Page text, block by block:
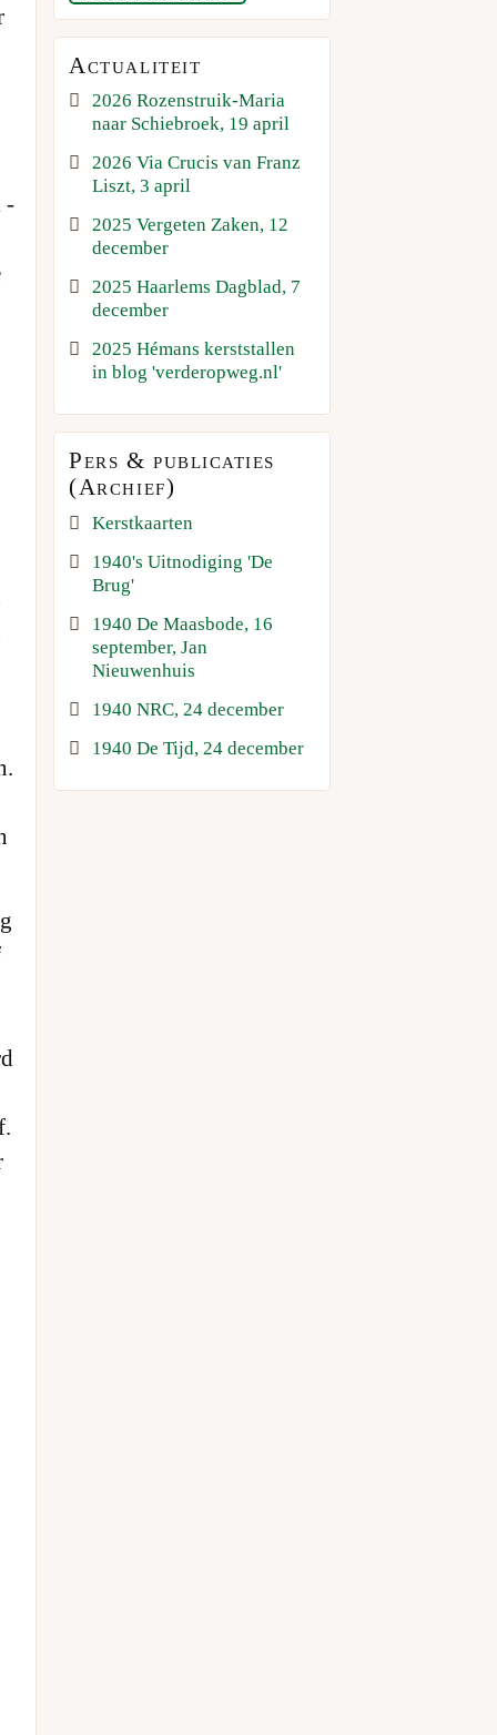
-
Actualiteit
2026 Rozenstruik-Maria
naar Schiebroek, 19 april
2026 Via Crucis van Franz
Liszt, 3 april
2025 Vergeten Zaken, 12
december
2025 Haarlems Dagblad, 7
december
2025 Hémans kerststallen
in blog 'verderopweg.nl'
Pers & publicaties
(Archief)
Kerstkaarten
1940's Uitnodiging 'De
Brug'
1940 De Maasbode, 16
september, Jan
Nieuwenhuis
1940 NRC, 24 december
1940 De Tijd, 24 december